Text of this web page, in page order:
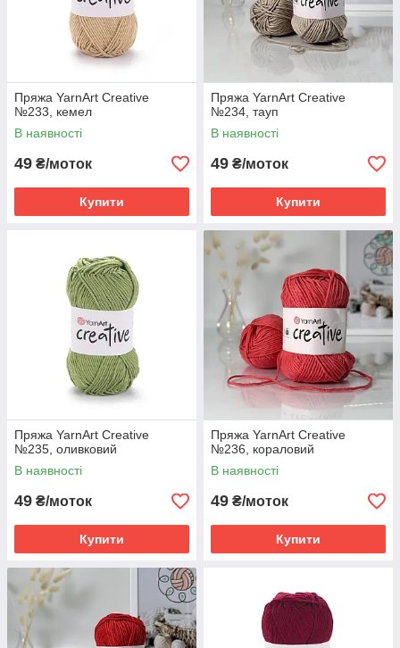
Пряжа YarnArt Creative
№233, кемел
В наявності
49 ₴/моток
Купити
Пряжа YarnArt Creative
№234, тауп
В наявності
49 ₴/моток
Купити
Пряжа YarnArt Creative
№235, оливковий
В наявності
49 ₴/моток
Купити
Пряжа YarnArt Creative
№236, кораловий
В наявності
49 ₴/моток
Купити